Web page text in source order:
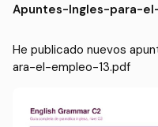
Apuntes-Ingles-para-
He publicado nuevos
ara-el-empleo-13.pdf